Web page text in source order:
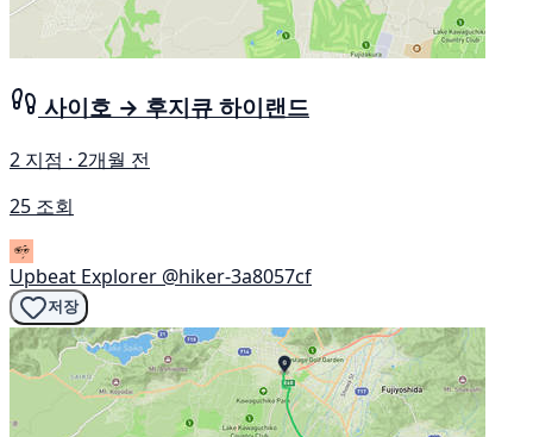
사이호 → 후지큐 하이랜드
2 지점 · 2개월 전
25 조회
Upbeat Explorer @hiker-3a8057cf
저장